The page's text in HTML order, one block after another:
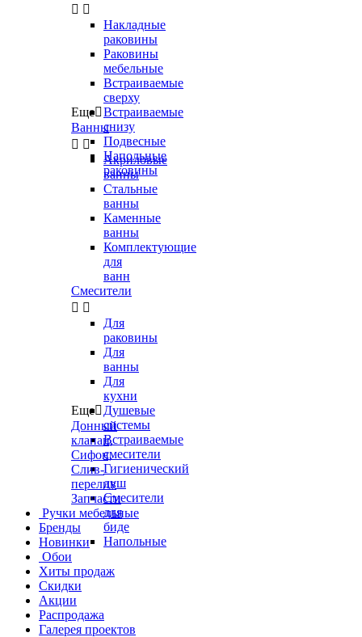
 
Накладные
раковины
Раковины
мебельные
Встраиваемые
сверху
Встраиваемые
снизу
Подвесные
Напольные
раковины
Еще
Ванны
 
Акриловые
ванны
Стальные
ванны
Каменные
ванны
Комплектующие
для
ванн
Смесители
 
Для
раковины
Для
ванны
Для
кухни
Душевые
системы
Встраиваемые
смесители
Гигиенический
душ
Смесители
для
биде
Напольные
Еще
Донный
клапан,
Сифон,
Слив-
перелив
Запчасти
Ручки мебельные
Бренды
Новинки
Обои
Хиты продаж
Скидки
Акции
Распродажа
Галерея проектов